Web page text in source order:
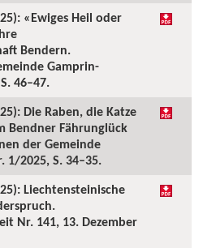
«Ewiges Heil oder
Bendern.
Gamprin-
46–47.
Die Raben, die Katze
Bendner Fährunglück
der Gemeinde
1/2025, S. 34–35.
Liechtensteinische
Nr. 141, 13. Dezember